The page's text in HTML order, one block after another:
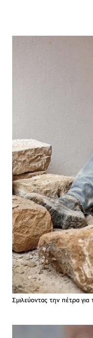
Σμιλεύοντας την πέτρα